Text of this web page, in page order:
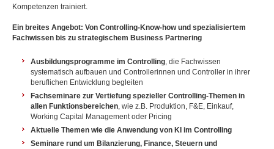
Kompetenzen trainiert.
Ein breites Angebot: Von Controlling-Know-how und spezialisiertem
Fachwissen bis zu strategischem Business Partnering
Ausbildungsprogramme im Controlling, die Fachwissen
systematisch aufbauen und Controllerinnen und Controller in ihrer
beruflichen Entwicklung begleiten
Fachseminare zur Vertiefung spezieller Controlling-Themen in
allen Funktionsbereichen, wie z.B. Produktion, F&E, Einkauf,
Working Capital Management oder Pricing
Aktuelle Themen wie die Anwendung von KI im Controlling
Seminare rund um Bilanzierung, Finance, Steuern und